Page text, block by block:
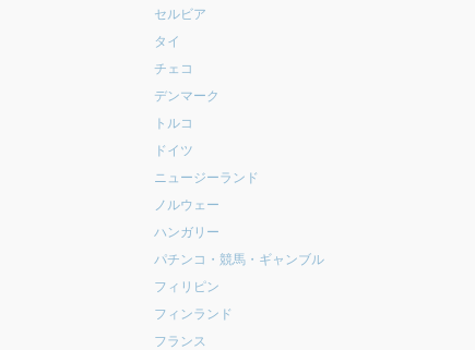
セルビア
タイ
チェコ
デンマーク
トルコ
ドイツ
ニュージーランド
ノルウェー
ハンガリー
パチンコ・競馬・ギャンブル
フィリピン
フィンランド
フランス